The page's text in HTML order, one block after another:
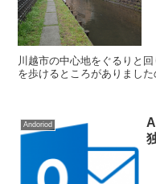
川越市の中心地をぐるりと
を歩けるところがありました
Andoriod